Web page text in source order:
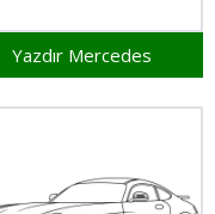
Yazdır Mercedes